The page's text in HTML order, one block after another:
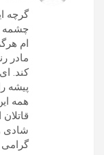
گرچه
چشمه
ام
مادر
کند.
پیشه
همه
شادی